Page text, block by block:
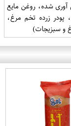
شده، روغن مایع
پودر زرده تخم مرغ،
و سبزیجات)